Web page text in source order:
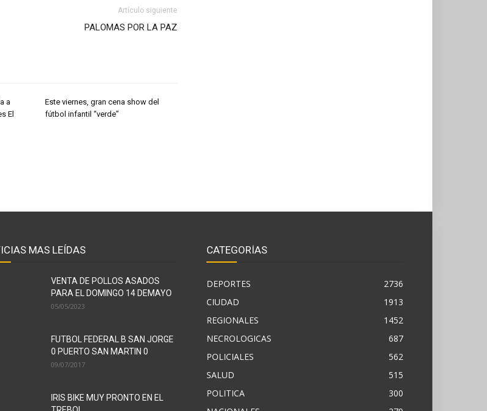
Artículo siguiente
PALOMAS POR LA PAZ
a
El
Este viernes, gran cena show del
fútbol infantil “verde”
MAS LEÍDAS
VENTA DE POLLOS ASADOS
PARA EL DOMINGO 14 DEMAYO
05/05/2023
FUTBOL FEDERAL B SAN JORGE
0 PUERTO SAN MARTIN 0
09/07/2017
IRIS BIKE MUY PRONTO EN EL
CATEGORÍAS
DEPORTES
2736
CIUDAD
1913
REGIONALES
1452
NECROLOGICAS
687
POLICIALES
562
SALUD
515
POLITICA
300